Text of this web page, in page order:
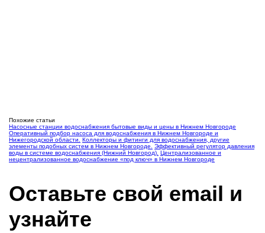
Похожие статьи
Насосные станции водоснабжения бытовые виды и цены в Нижнем Новгороде
Оперативный подбор насоса для водоснабжения в Нижнем Новгороде и
Нижегородской области.
Коллекторы и фитинги для водоснабжения, другие
элементы подобных систем в Нижнем Новгороде.
Эффективный регулятор давления
воды в системе водоснабжения (Нижний Новгород). Централизованное и
нецентрализованное водоснабжение «под ключ» в Нижнем Новгороде
Оставьте свой email и
узнайте